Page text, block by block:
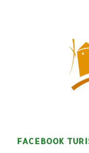
FACEBOOK